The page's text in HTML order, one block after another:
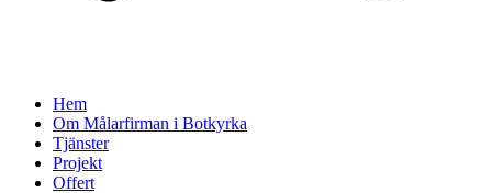
Hem
Om Målarfirman i Botkyrka
Tjänster
Projekt
Offert